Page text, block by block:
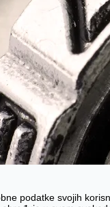
podatke svojih